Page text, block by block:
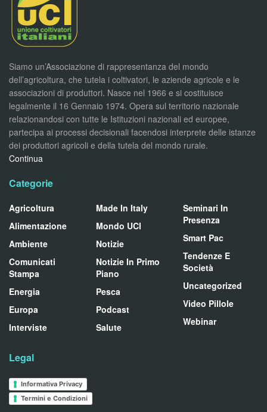
Siamo un’Associazione di rappresentanza del mondo
dell’agricoltura, che tutela i coltivatori, le aziende agricole e le
associazioni di produttori. Nasce nel 1966 e si costituisce
legalmente il 16 Gennaio 1974. Opera sul territorio nazionale
relazionandosi con tutte le Istituzioni nazionali ed europee,
partecipa ai processi decisionali facendosi interprete delle istanze
dei produttori agricoli e della tutela del mondo rurale.
Continua
Categorie
Agricoltura
Alimentazione
Ambiente
Comunicati
Stampa
Energia
Europa
Interviste
Made In Italy
Mondo UCI
Notizie
Notizie In Primo
Piano
Pesca
Podcast
Salute
Seminari In
Presenza
Smart Pac
Tendenze E
Società
Uncategorized
Video Pillole
Webinar
Legal
Informativa Privacy
Termini e Condizioni